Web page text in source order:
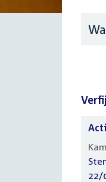
Verfijn
uw
22/